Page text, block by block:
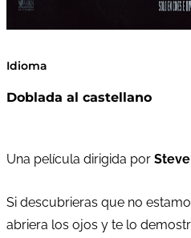
Idioma
Doblada al castellano
Una película dirigida por
Si descubrieras que no
abriera los ojos y te lo